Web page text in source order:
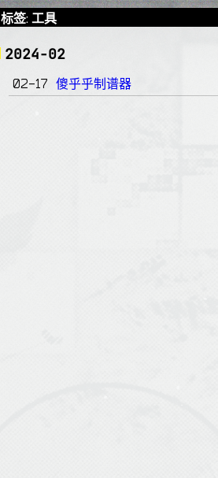
标签: 工具
2024-02
02-17 傻乎乎制谱器